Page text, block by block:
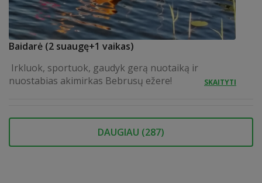
Baidarė (2 suaugę+1 vaikas)
Irkluok, sportuok, gaudyk gerą nuotaiką ir
nuostabias akimirkas Bebrusų ežere!
SKAITYTI
DAUGIAU (287)